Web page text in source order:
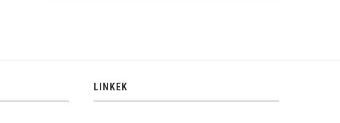
LINKEK